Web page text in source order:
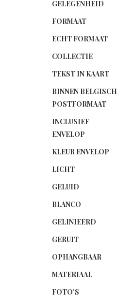
GELEGENHEID
FORMAAT
ECHT FORMAAT
COLLECTIE
TEKST IN KAART
BINNEN BELGISCH
POSTFORMAAT
INCLUSIEF
ENVELOP
KLEUR ENVELOP
LICHT
GELUID
BLANCO
GELINIEERD
GERUIT
OPHANGBAAR
MATERIAAL
FOTO'S